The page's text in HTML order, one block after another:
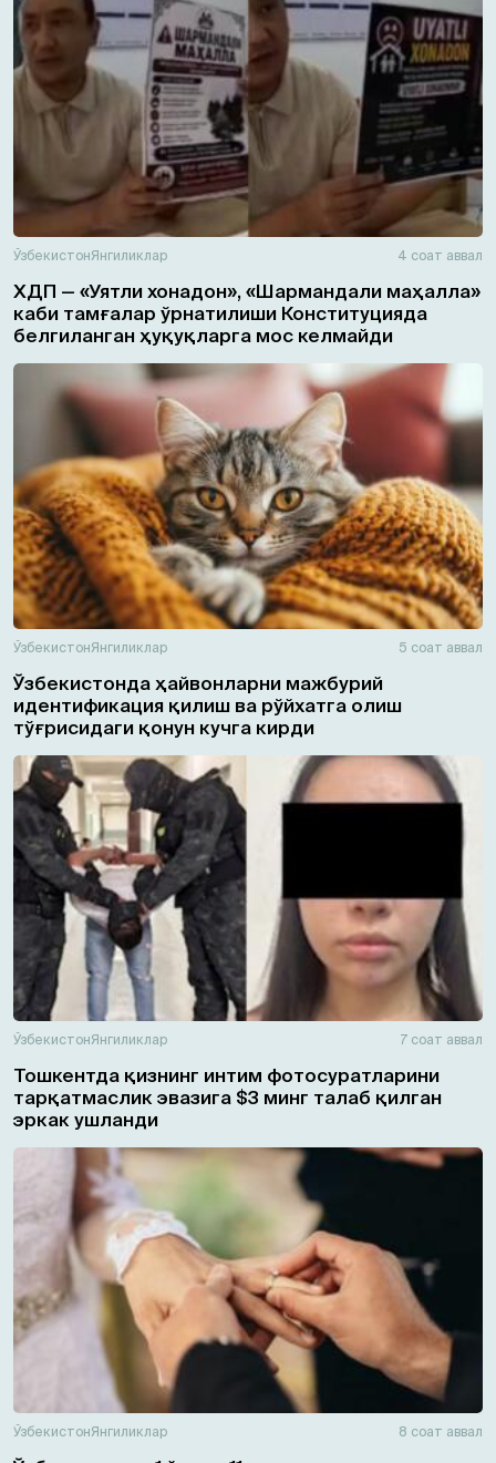
ЎзбекистонЯнгиликлар 4 соат аввал
ХДП — «Уятли хонадон», «Шармандали маҳалла»
каби тамғалар ўрнатилиши Конституцияда
белгиланган ҳуқуқларга мос келмайди
ЎзбекистонЯнгиликлар 5 соат аввал
Ўзбекистонда ҳайвонларни мажбурий
идентификация қилиш ва рўйхатга олиш
тўғрисидаги қонун кучга кирди
ЎзбекистонЯнгиликлар 7 соат аввал
Тошкентда қизнинг интим фотосуратларини
тарқатмаслик эвазига $3 минг талаб қилган
эркак ушланди
ЎзбекистонЯнгиликлар 8 соат аввал